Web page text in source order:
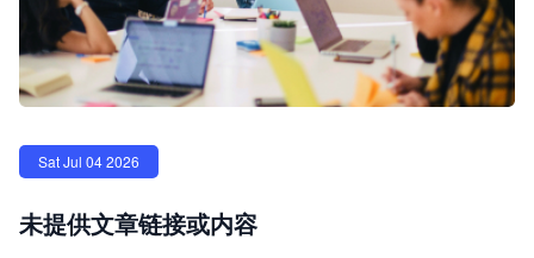
Sat Jul 04 2026
未提供文章链接或内容